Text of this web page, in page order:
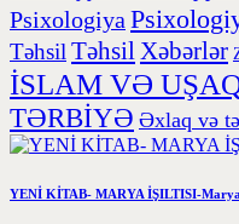
Psixologiya
Təhsil TəhsilXəbərlər
İSLAM VƏ
TƏRBİYƏ Əxlaq və
YENİ KİTAB- MARYA İŞILTISI-